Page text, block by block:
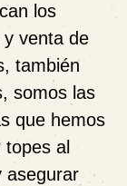
los
y venta de
también
somos las
que hemos
al
asegurar